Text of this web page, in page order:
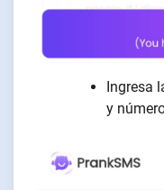
Ingresa
y